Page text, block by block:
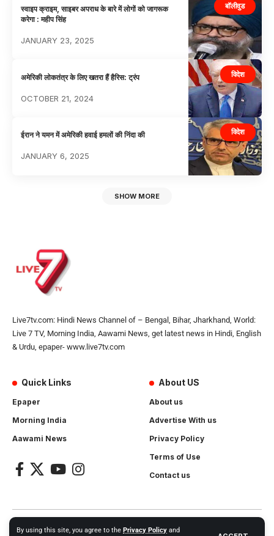
By using this site, you agree to the Privacy Policy and
बॉलीवुड
स्वाइप क्राइम, साइबर अपराध के बारे में लोगों को जागरूक
करेगा : महीप सिंह
JANUARY 23, 2025
विदेश
अमेरिकी लोकतंत्र के लिए खतरा हैं हैरिस: ट्रंप
OCTOBER 21, 2024
विदेश
ईरान ने यमन में अमेरिकी हवाई हमलों की निंदा की
JANUARY 6, 2025
SHOW MORE
Live7tv.com: Hindi News Channel of – Bengal, Bihar, Jharkhand, World:
Live 7 TV, Morning India, Aawami News, get latest news in Hindi, English
& Urdu, epaper- www.live7tv.com
Quick Links
Epaper
Morning India
Aawami News
About US
About us
Advertise With us
Privacy Policy
Terms of Use
Contact us
2024- All Rights Reserved.Live 7 tv. Website Created by and